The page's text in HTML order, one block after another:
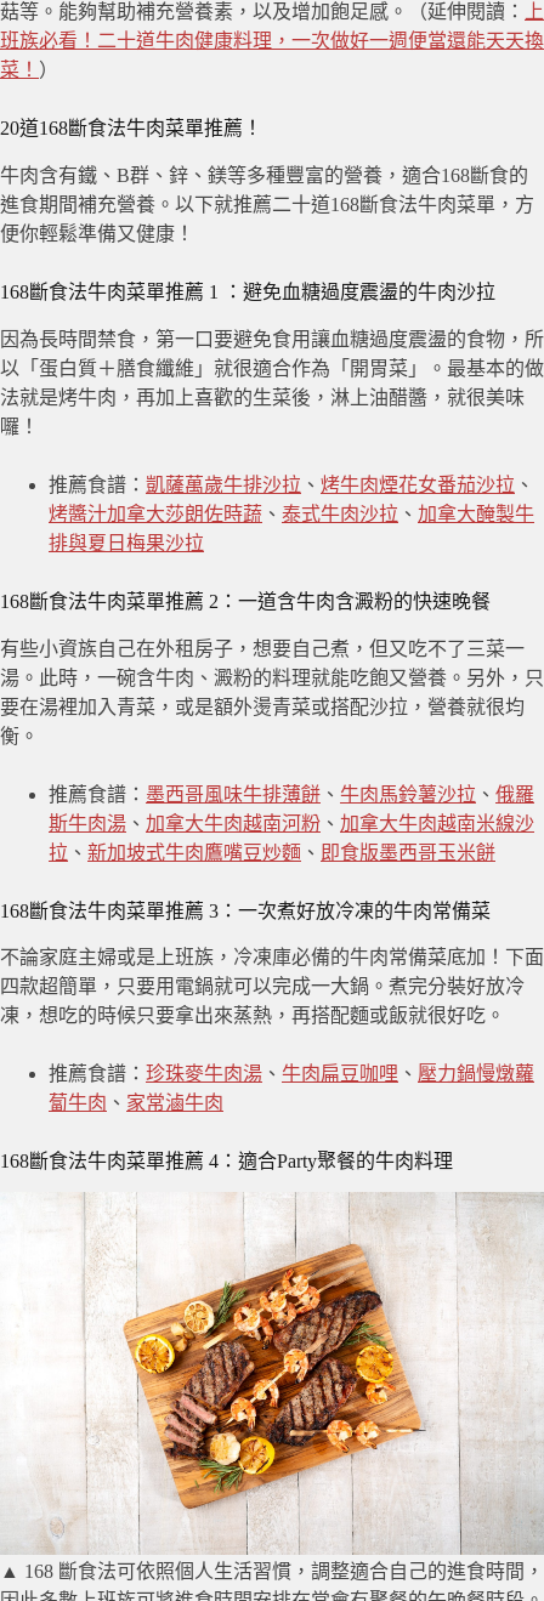
菇等。能夠幫助補充營養素，以及增加飽足感。（延伸閱讀：
上
班族必看！二十道牛肉健康料理，一次做好一週便當還能天天換
菜！ ）
20道168斷食法牛肉菜單推薦！
牛肉含有鐵、B群、鋅、鎂等多種豐富的營養，適合168斷食的
進食期間補充營養。以下就推薦二十道168斷食法牛肉菜單，方
便你輕鬆準備又健康！
168斷食法牛肉菜單推薦 1 ：避免血糖過度震盪的牛肉沙拉
因為長時間禁食，第一口要避免食用讓血糖過度震盪的食物，所
以「蛋白質＋膳食纖維」就很適合作為「開胃菜」。最基本的做
法就是烤牛肉，再加上喜歡的生菜後，淋上油醋醬，就很美味
囉！
推薦食譜： 凱薩萬歲牛排沙拉 、 烤牛肉煙花女番茄沙拉 、
烤醬汁加拿大莎朗佐時蔬 、 泰式牛肉沙拉 、 加拿大醃製牛
排與夏日梅果沙拉
168斷食法牛肉菜單推薦 2：一道含牛肉含澱粉的快速晚餐
有些小資族自己在外租房子，想要自己煮，但又吃不了三菜一
湯。此時，一碗含牛肉、澱粉的料理就能吃飽又營養。另外，只
要在湯裡加入青菜，或是額外燙青菜或搭配沙拉，營養就很均
衡。
推薦食譜： 墨西哥風味牛排薄餅 、 牛肉馬鈴薯沙拉 、 俄羅
斯牛肉湯 、 加拿大牛肉越南河粉 、 加拿大牛肉越南米線沙
拉 、 新加坡式牛肉鷹嘴豆炒麵 、 即食版墨西哥玉米餅
168斷食法牛肉菜單推薦 3：一次煮好放冷凍的牛肉常備菜
不論家庭主婦或是上班族，冷凍庫必備的牛肉常備菜底加！下面
四款超簡單，只要用電鍋就可以完成一大鍋。煮完分裝好放冷
凍，想吃的時候只要拿出來蒸熱，再搭配麵或飯就很好吃。
推薦食譜： 珍珠麥牛肉湯 、 牛肉扁豆咖哩 、 壓力鍋慢燉蘿
蔔牛肉 、 家常滷牛肉
168斷食法牛肉菜單推薦 4：適合Party聚餐的牛肉料理
▲ 168 斷食法可依照個人生活習慣，調整適合自己的進食時間，